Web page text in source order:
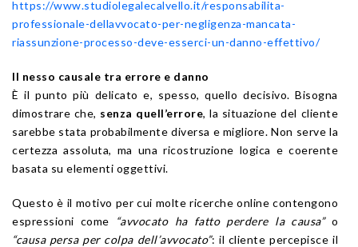
https://www.studiolegalecalvello.it/responsabilita-
professionale-dellavvocato-per-negligenza-mancata-
riassunzione-processo-deve-esserci-un-danno-effettivo/
Il nesso causale tra errore e danno
È il punto più delicato e, spesso, quello decisivo. Bisogna
dimostrare che, senza quell’errore, la situazione del cliente
sarebbe stata probabilmente diversa e migliore. Non serve la
certezza assoluta, ma una ricostruzione logica e coerente
basata su elementi oggettivi.
Questo è il motivo per cui molte ricerche online contengono
espressioni come
“avvocato ha fatto perdere la causa”o
“causa persa per colpa dell’avvocato”: il cliente percepisce il